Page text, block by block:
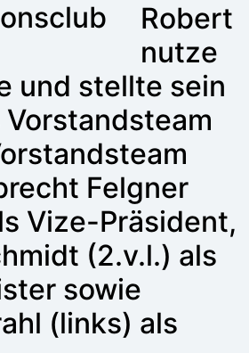
Robert
nutze
und stellte sein
Felgner
Vize-Präsident,
(2.v.l.) als
sowie
(links) als